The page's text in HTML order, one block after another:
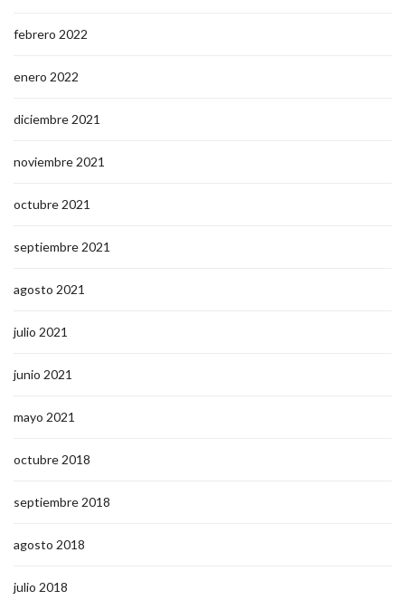
febrero 2022
enero 2022
diciembre 2021
noviembre 2021
octubre 2021
septiembre 2021
agosto 2021
julio 2021
junio 2021
mayo 2021
octubre 2018
septiembre 2018
agosto 2018
julio 2018